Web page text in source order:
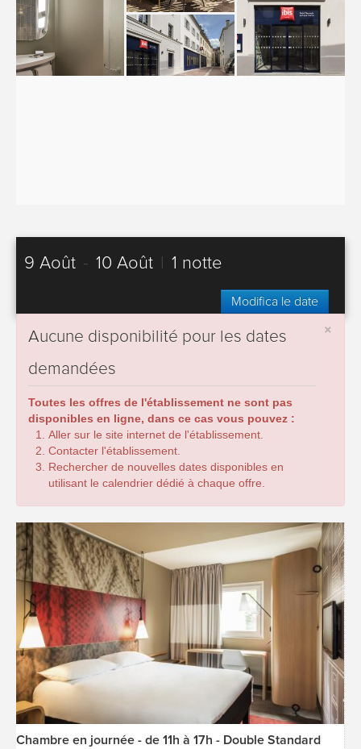
9 Août - 10 Août 1 notte
Modifica le date
×
Aucune disponibilité pour les dates
demandées
Toutes les offres de l'établissement ne sont pas
disponibles en ligne, dans ce cas vous pouvez :
Aller sur le site internet de l'établissement.
Contacter l'établissement.
Rechercher de nouvelles dates disponibles en
utilisant le calendrier dédié à chaque offre.
[voir la fiche détail]
Chambre en journée - de 11h à 17h - Double Standard